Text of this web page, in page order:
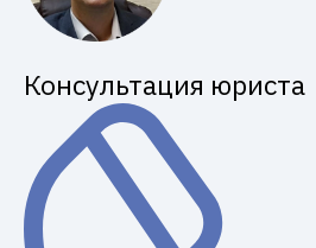
Консультация юриста